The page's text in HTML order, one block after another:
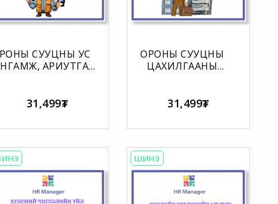
СУУЦНЫ УС
АРИУТГАХ
БАЙРНЫ
31,499₮
ОРОНЫ СУУЦНЫ
ЦАХИЛГААНЫ
ТОДОРХОЙЛОЛТ
31,499₮
ШИНЭ